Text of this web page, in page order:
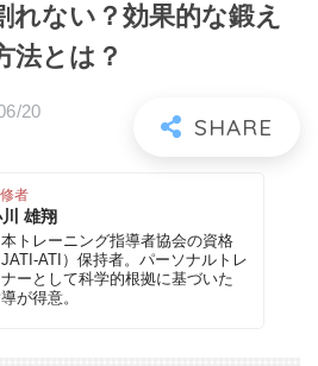
れない？効果的な鍛え
法とは？
20
者
雄翔
本トレーニング指導者協会の資格
JATI-ATI）保持者。パーソナルトレ
ーとして科学的根拠に基づいた
が得意。